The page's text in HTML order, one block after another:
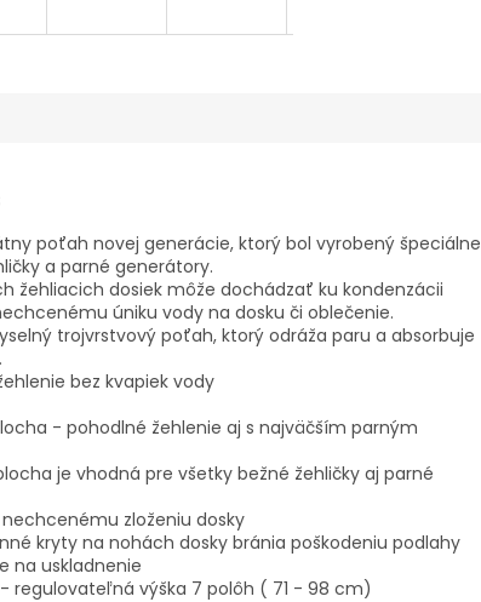
A
M
O
poťah novej generácie, ktorý bol vyrobený špeciálne
a parné generátory.
žehliacich dosiek môže dochádzať ku kondenzácii
úniku vody na dosku či oblečenie.
trojvrstvový poťah, ktorý odráža paru a absorbuje
bez kvapiek vody
- pohodlné žehlenie aj s najväčším parným
je vhodná pre všetky bežné žehličky aj parné
zloženiu dosky
kryty na nohách dosky bránia poškodeniu podlahy
na uskladnenie
regulovateľná výška 7 polôh ( 71 - 98 cm)